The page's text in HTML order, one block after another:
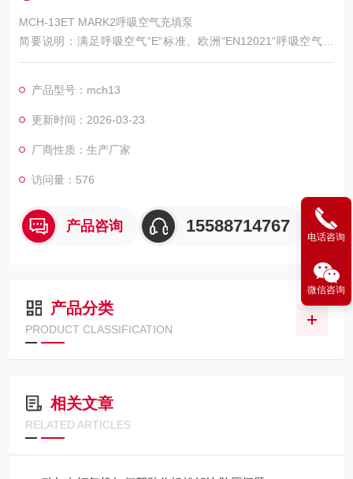
MCH-13ET MARK2呼吸空气充填泵
简要说明：满足呼吸空气“E“标准、欧洲“EN12021“呼吸空气标
准。
产品型号：mch13
更新时间：2026-03-23
厂商性质：生产厂家
访问量：576
产品咨询 15588714767
产品分类
PRODUCT CLASSIFICATION
相关文章
RELATED ARTICLES
电话咨询
微信咨询